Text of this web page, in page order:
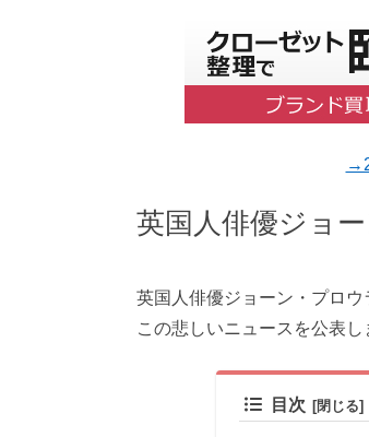
英国人俳優ジョ
英国人俳優ジョーン・プロ
この悲しいニュースを公表し
目次